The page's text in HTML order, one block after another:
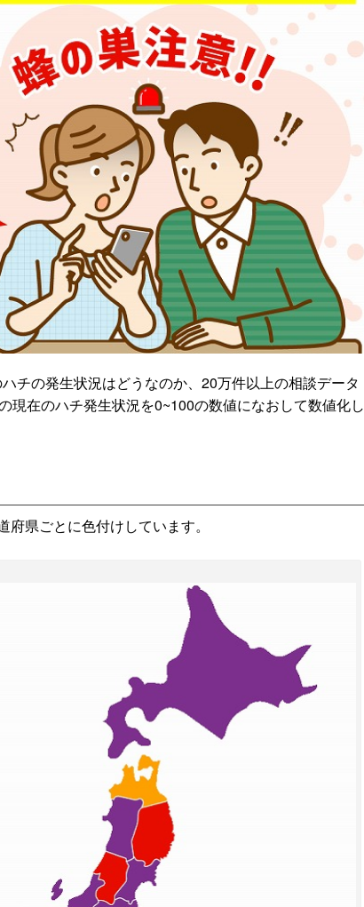
チの発生状況はどうなのか、20万件以上の相談データ
現在のハチ発生状況を0~100の数値になおして数値化し
県ごとに色付けしています。